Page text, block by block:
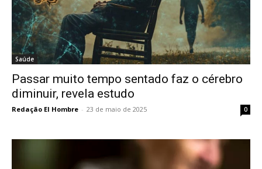
Saúde
Passar muito tempo sentado faz o cérebro
diminuir, revela estudo
Redação El Hombre - 23 de maio de 2025 0